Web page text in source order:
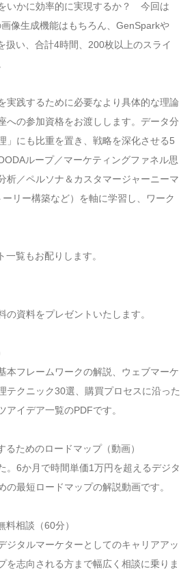
いかに効率的に実現するか？ 今回は
像生成機能はもちろん、GenSparkや
扱い、合計4時間、200枚以上のスライ
実践するために必要なより具体的な理論
への参加資格をお渡しします。データ分
」にも比重を置き、戦略を深化させる5
ループ／マーケティングファネル思
析／ペルソナ＆カスタマージャーニーマ
リー構築など）を軸に学習し、ワーク
覧もお配りします。
の資料をプレゼントいたします。
本フレームワークの解説、ウェブマーケ
テクニック30選、購買プロセスに沿った
アイデア一覧のPDFです。
ためのロードマップ（動画）
。6か月で時間単価1万円を超えるデジタ
の最短ロードマップの解説動画です。
相談（60分）
ジタルマーケターとしてのキャリアアッ
を志向される方まで幅広く相談に乗りま